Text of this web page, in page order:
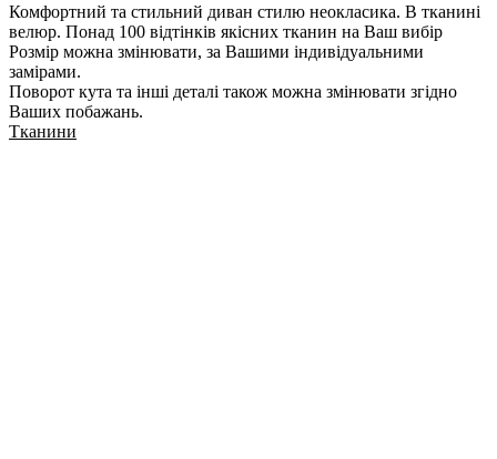
Комфортний та стильний диван стилю неокласика. В тканині
велюр. Понад 100 відтінків якісних тканин на Ваш вибір
Розмір можна змінювати, за Вашими індивідуальними
замірами.
Поворот кута та інші деталі також можна змінювати згідно
Ваших побажань.
Тканини